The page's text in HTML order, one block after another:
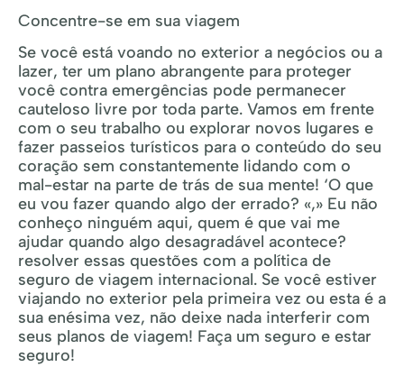
Concentre-se em sua viagem
Se você está voando no exterior a negócios ou a
lazer, ter um plano abrangente para proteger
você contra emergências pode permanecer
cauteloso livre por toda parte. Vamos em frente
com o seu trabalho ou explorar novos lugares e
fazer passeios turísticos para o conteúdo do seu
coração sem constantemente lidando com o
mal-estar na parte de trás de sua mente! ‘O que
eu vou fazer quando algo der errado? «,» Eu não
conheço ninguém aqui, quem é que vai me
ajudar quando algo desagradável acontece?
resolver essas questões com a política de
seguro de viagem internacional. Se você estiver
viajando no exterior pela primeira vez ou esta é a
sua enésima vez, não deixe nada interferir com
seus planos de viagem! Faça um seguro e estar
seguro!